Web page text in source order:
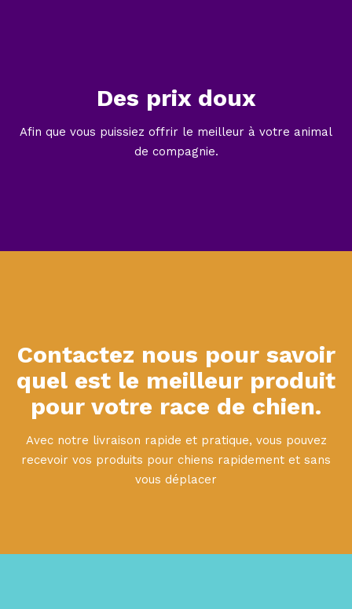
Des prix doux
Afin que vous puissiez offrir le meilleur à votre animal
de compagnie.
Contactez nous pour savoir
quel est le meilleur produit
pour votre race de chien.
Avec notre livraison rapide et pratique, vous pouvez
recevoir vos produits pour chiens rapidement et sans
vous déplacer